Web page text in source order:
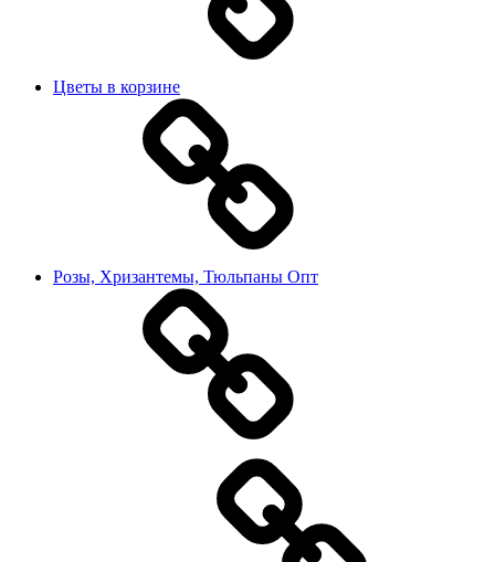
Цветы в корзине
Розы, Хризантемы, Тюльпаны Опт